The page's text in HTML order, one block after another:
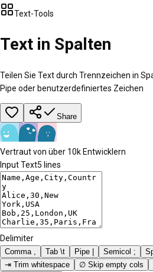
Text-Tools
Text in Spalten
Teilen Sie Text durch Trennzeichen in
Pipe oder benutzerdefiniertes Zeichen
Share
Vertraut von über 10k Entwicklern
Input Text5 lines
Delimiter
Comma , Tab \t Pipe | Semicol ;
⇥ Trim whitespace
∅ Skip empty cols